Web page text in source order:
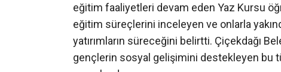
eğitim faaliyetleri devam eden Yaz Kursu
eğitim süreçlerini inceleyen ve onlarla
yatırımların süreceğini belirtti. Çiçekdağı
gençlerin sosyal gelişimini destekleyen bu